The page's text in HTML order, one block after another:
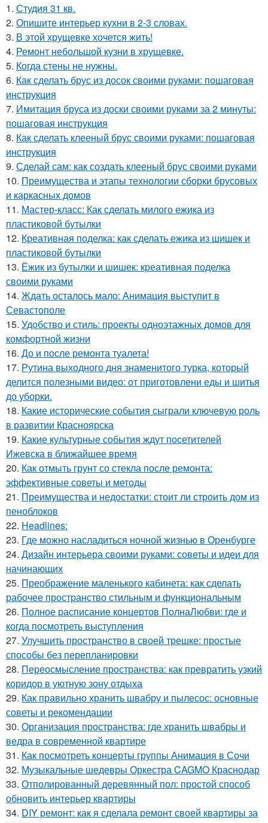
1. Студия 31 кв.
2. Опишите интерьер кухни в 2-3 словах.
3. В этой хрущевке хочется жить!
4. Ремонт небольшой кузни в хрущевке.
5. Когда стены не нужны.
6. Как сделать брус из досок своими руками: пошаговая
инструкция
7. Имитация бруса из доски своими руками за 2 минуты:
пошаговая инструкция
8. Как сделать клееный брус своими руками: пошаговая
инструкция
9. Сделай сам: как создать клееный брус своими руками
10. Преимущества и этапы технологии сборки брусовых
и каркасных домов
11. Мастер-класс: Как сделать милого ежика из
пластиковой бутылки
12. Креативная поделка: как сделать ежика из шишек и
пластиковой бутылки
13. Ёжик из бутылки и шишек: креативная поделка
своими руками
14. Ждать осталось мало: Анимация выступит в
Севастополе
15. Удобство и стиль: проекты одноэтажных домов для
комфортной жизни
16. До и после ремонта туалета!
17. Рутина выходного дня знаменитого турка, который
делится полезными видео: от приготовлени еды и шитья
до уборки.
18. Какие исторические события сыграли ключевую роль
в развитии Красноярска
19. Какие культурные события ждут посетителей
Ижевска в ближайшее время
20. Как отмыть грунт со стекла после ремонта:
эффективные советы и методы
21. Преимущества и недостатки: стоит ли строить дом из
пеноблоков
22. Headlines:
23. Где можно насладиться ночной жизнью в Оренбурге
24. Дизайн интерьера своими руками: советы и идеи для
начинающих
25. Преображение маленького кабинета: как сделать
рабочее пространство стильным и функциональным
26. Полное расписание концертов ПолнаЛюбви: где и
когда посмотреть выступления
27. Улучшить пространство в своей трешке: простые
способы без перепланировки
28. Переосмысление пространства: как превратить узкий
коридор в уютную зону отдыха
29. Как правильно хранить швабру и пылесос: основные
советы и рекомендации
30. Организация пространства: где хранить швабры и
ведра в современной квартире
31. Как посмотреть концерты группы Анимация в Сочи
32. Музыкальные шедевры Оркестра CAGMO Краснодар
33. Отполированный деревянный пол: простой способ
обновить интерьер квартиры
34. DIY ремонт: как я сделала ремонт своей квартиры за